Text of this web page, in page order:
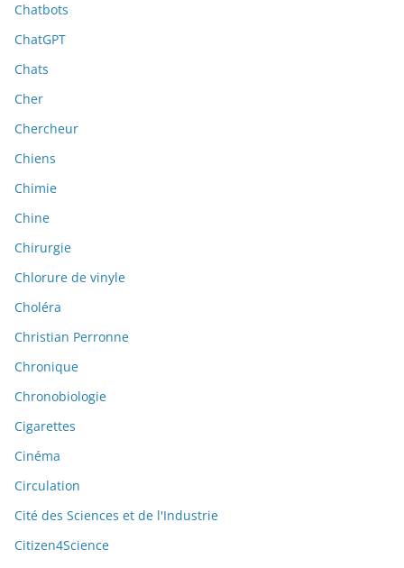
Chatbots
ChatGPT
Chats
Cher
Chercheur
Chiens
Chimie
Chine
Chirurgie
Chlorure de vinyle
Choléra
Christian Perronne
Chronique
Chronobiologie
Cigarettes
Cinéma
Circulation
Cité des Sciences et de l'Industrie
Citizen4Science